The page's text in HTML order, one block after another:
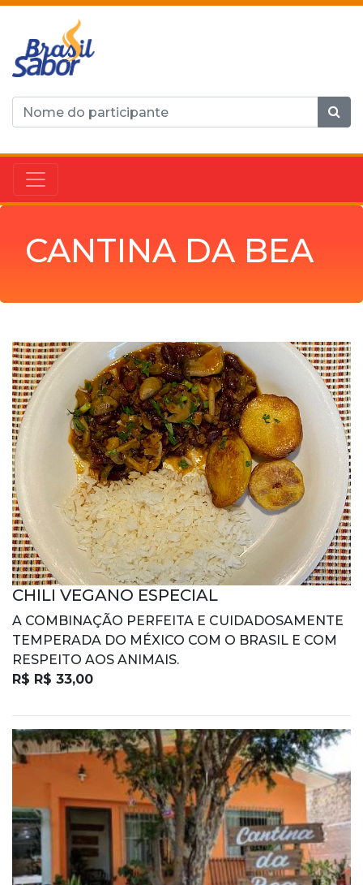
CANTINA DA BEA
CHILI VEGANO ESPECIAL
A COMBINAÇÃO PERFEITA E CUIDADOSAMENTE
TEMPERADA DO MÉXICO COM O BRASIL E COM
RESPEITO AOS ANIMAIS.
R$ R$ 33,00